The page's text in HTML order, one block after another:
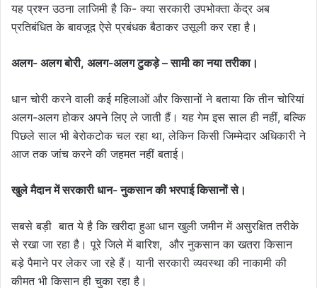
यह प्रश्न उठना लाजिमी है कि- क्या सरकारी उपभोक्ता केंद्र अब
प्रतिबंधित के बावजूद ऐसे प्रबंधक बैठाकर उसूली कर रहा है।
अलग- अलग बोरी, अलग-अलग टुकड़े – सामी का नया तरीका।
धान चोरी करने वाली कई महिलाओं और किसानों ने बताया कि तीन चोरियां
अलग-अलग होकर अपने लिए ले जाती हैं। यह गेम इस साल ही नहीं, बल्कि
पिछले साल भी बेरोकटोक चल रहा था, लेकिन किसी जिम्मेदार अधिकारी ने
आज तक जांच करने की जहमत नहीं बताई।
खुले मैदान में सरकारी धान- नुकसान की भरपाई किसानों से।
सबसे बड़ी बात ये है कि खरीदा हुआ धान खुली जमीन में असुरक्षित तरीके
से रखा जा रहा है। पूरे जिले में बारिश, और नुकसान का खतरा किसान
बड़े पैमाने पर लेकर जा रहे हैं। यानी सरकारी व्यवस्था की नाकामी की
कीमत भी किसान ही चुका रहा है।